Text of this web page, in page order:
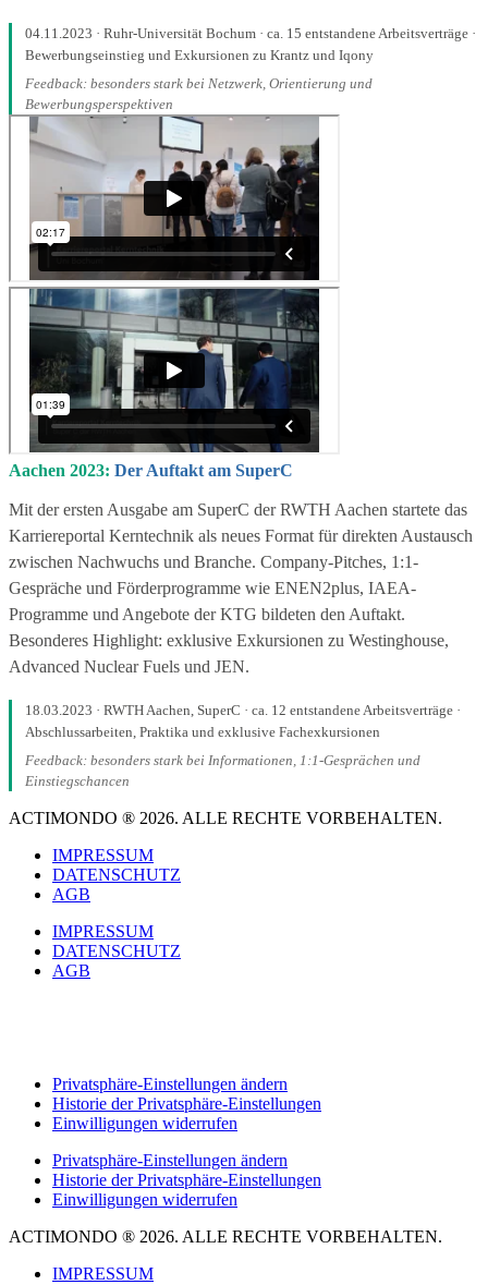
04.11.2023 · Ruhr-Universität Bochum · ca. 15 entstandene Arbeitsverträge ·
Bewerbungseinstieg und Exkursionen zu Krantz und Iqony
Feedback: besonders stark bei Netzwerk, Orientierung und
Bewerbungsperspektiven
Aachen 2023: Der Auftakt am SuperC
Mit der ersten Ausgabe am SuperC der RWTH Aachen startete das
Karriereportal Kerntechnik als neues Format für direkten Austausch
zwischen Nachwuchs und Branche. Company-Pitches, 1:1-
Gespräche und Förderprogramme wie ENEN2plus, IAEA-
Programme und Angebote der KTG bildeten den Auftakt.
Besonderes Highlight: exklusive Exkursionen zu Westinghouse,
Advanced Nuclear Fuels und JEN.
18.03.2023 · RWTH Aachen, SuperC · ca. 12 entstandene Arbeitsverträge ·
Abschlussarbeiten, Praktika und exklusive Fachexkursionen
Feedback: besonders stark bei Informationen, 1:1-Gesprächen und
Einstiegschancen
ACTIMONDO ® 2026. ALLE RECHTE VORBEHALTEN.
IMPRESSUM
DATENSCHUTZ
AGB
IMPRESSUM
DATENSCHUTZ
AGB
Privatsphäre-Einstellungen ändern
Historie der Privatsphäre-Einstellungen
Einwilligungen widerrufen
Privatsphäre-Einstellungen ändern
Historie der Privatsphäre-Einstellungen
Einwilligungen widerrufen
ACTIMONDO ® 2026. ALLE RECHTE VORBEHALTEN.
IMPRESSUM